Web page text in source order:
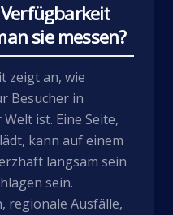
sie messen?
zeigt an, wie
Besucher in
ist. Eine Seite,
kann auf einem
langsam sein
sein.
regionale Ausfälle,